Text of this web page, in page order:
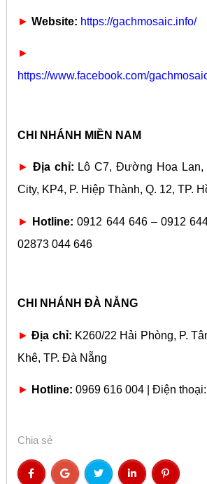
► Website: https://gachmosaic.info/
►
https://www.facebook.com/
CHI NHÁNH MIỀN NAM
► Địa chỉ: Lô C7, Đường Hoa Lan,
City, KP4, P. Hiệp Thành, Q. 12, TP.
► Hotline: 0912 644 646 – 0912
02873 044 646
CHI NHÁNH ĐÀ NẴNG
► Địa chỉ: K260/22 Hải Phòng, P.
Khê, TP. Đà Nẵng
► Hotline: 0969 616 004 | Điện
Chia sẻ